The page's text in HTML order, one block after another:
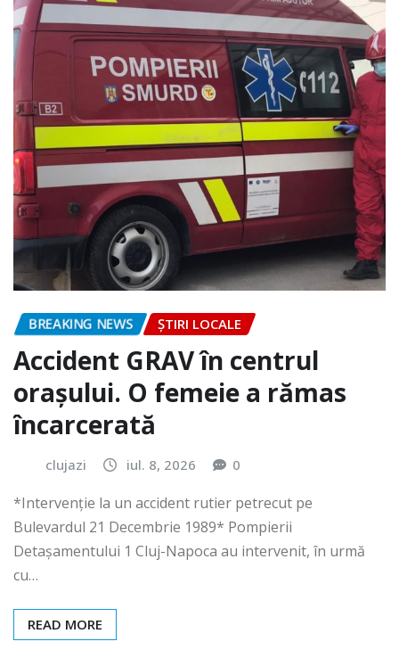
BREAKING NEWS ȘTIRI LOCALE
Accident GRAV în centrul
orașului. O femeie a rămas
încarcerată
clujazi iul. 8, 2026 0
*Intervenție la un accident rutier petrecut pe
Bulevardul 21 Decembrie 1989* Pompierii
Detașamentului 1 Cluj-Napoca au intervenit, în urmă
cu…
READ MORE